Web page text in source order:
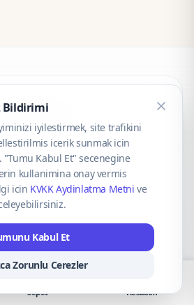
CaseOnn
Tüm hakları saklıdır.
Mastercard
Bildirimi
iyilestirmek, site trafikini
icerik sunmak icin
Kabul Et" secenegine
kullanimina onay vermis
icin KVKK Aydinlatma Metni ve
Kabul Et
Zorunlu Cerezler
Sepet Hesabım